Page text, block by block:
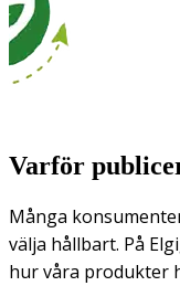
Varför
Många
välja hållbart. På
hur våra produkter